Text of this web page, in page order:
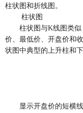
柱状图和折线图。
柱状图
柱状图与K线图类似
价、最低价、开盘价和
状图中典型的上升柱和下
显示开盘价的短横线